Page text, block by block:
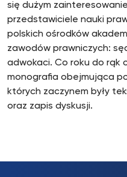
się dużym
przedstawiciele nauki
polskich ośrodków
zawodów prawniczych:
adwokaci. Co roku do rąk
monografia obejmująca
których zaczynem były
oraz zapis dyskusji.